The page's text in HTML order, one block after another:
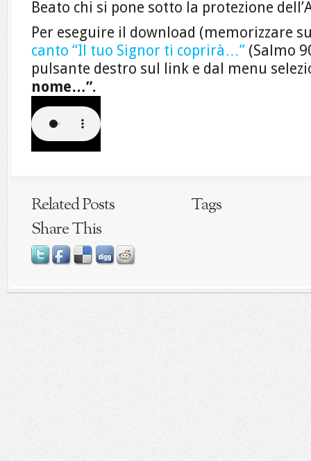
Beato chi si pone sotto la protezione
Per eseguire il download (memorizzare
canto “Il tuo Signor ti coprirà…” (Salmo
pulsante destro sul link e dal menu
nome…”.
Related Posts
Tags
Share This